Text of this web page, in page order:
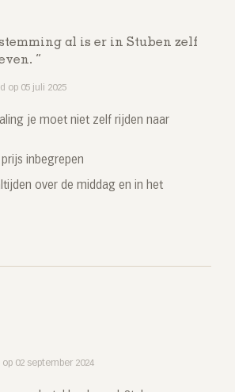
al is er in Stuben zelf
op 05 juli 2025
je moet niet zelf rijden naar
inbegrepen
over de middag en in het
02 september 2024